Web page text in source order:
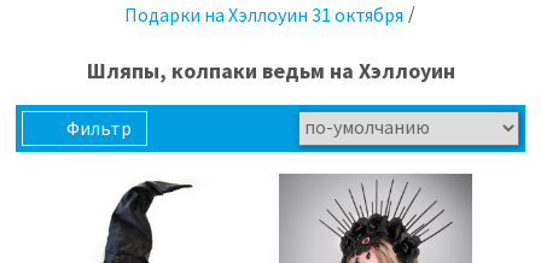
Подарки на Хэллоуин 31 октября
Шляпы, колпаки ведьм на Хэллоуин
Фильтр